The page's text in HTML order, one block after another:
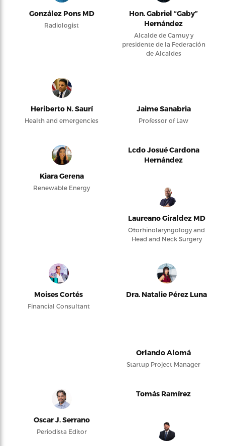
González Pons MD
Radiologist
Hon. Gabriel “Gaby”
Hernández
Alcalde de Camuy y
presidente de la Federación
de Alcaldes
Heriberto N. Saurí
Health and emergencies
Jaime Sanabria
Professor of Law
Kiara Gerena
Renewable Energy
Lcdo Josué Cardona
Hernández
Laureano Giraldez MD
Otorhinolaryngology and
Head and Neck Surgery
Moises Cortés
Financial Consultant
Dra. Natalie Pérez Luna
Orlando Alomá
Startup Project Manager
Oscar J. Serrano
Periodista Editor
Tomás Ramírez